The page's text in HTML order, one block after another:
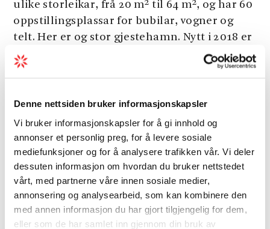
Denne nettsiden bruker informasjonskapsler
Vi bruker informasjonskapsler for å gi innhold og
annonser et personlig preg, for å levere sosiale
mediefunksjoner og for å analysere trafikken vår. Vi deler
dessuten informasjon om hvordan du bruker nettstedet
vårt, med partnerne våre innen sosiale medier,
annonsering og analysearbeid, som kan kombinere den
med annen informasjon du har gjort tilgjengelig for dem,
eller som de har samlet inn gjennom din bruk av
ulike storleikar, frå 20 m² til 64 m², og har 60
oppstillingsplassar for bubilar, vogner og
telt. Her er og stor gjestehamn. Nytt i 2018 er
ein oppstillingsplass for bubilar i nærleiken
av sjølve campingplassen. På campingplassen
grillplass, leikeplass og badeplass.
Sundal Camping er eit godt utgangspunkt
for både fjord- og fjellopplevingar. Bur du
her er det gå avstand til Bondhusdalen og
Bondhusbreen. Kano, båtar og motorar kan
leigast. Gode fiskemoglegheiter i sjø og elv.
Gjestar kan og besøke eit gardsbruk med kyr,
sauer og eige gardsmuseum.